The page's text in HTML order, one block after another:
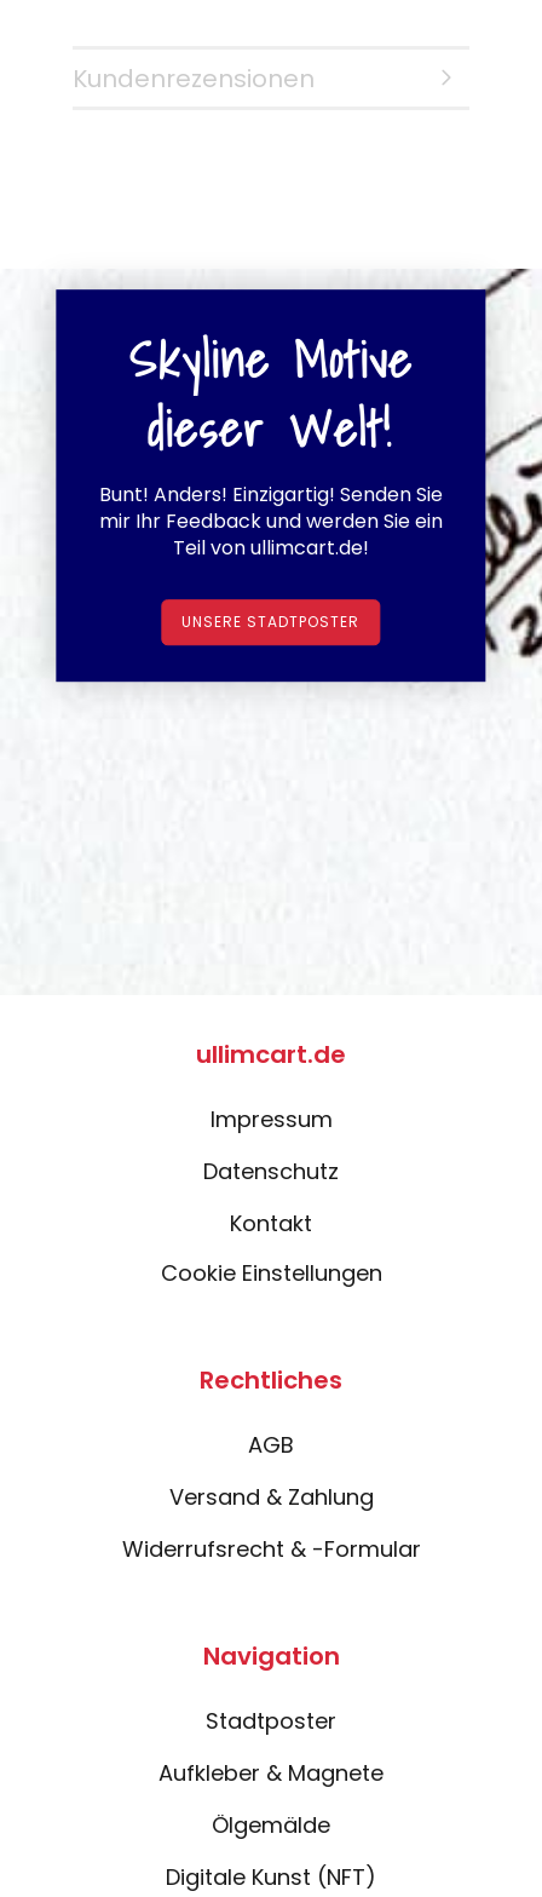
Kundenrezensionen
Skyline Motive
dieser Welt!
Bunt! Anders! Einzigartig! Senden Sie
mir Ihr Feedback und werden Sie ein
Teil von ullimcart.de!
UNSERE STADTPOSTER
ullimcart.de
Impressum
Datenschutz
Kontakt
Cookie Einstellungen
Rechtliches
AGB
Versand & Zahlung
Widerrufsrecht & -Formular
Navigation
Stadtposter
Aufkleber & Magnete
Ölgemälde
Digitale Kunst (NFT)